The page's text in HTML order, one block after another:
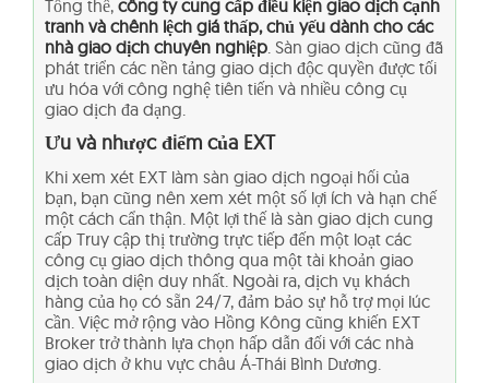
Tổng thể, công ty cung cấp điều kiện giao dịch cạnh
tranh và chênh lệch giá thấp, chủ yếu dành cho các
nhà giao dịch chuyên nghiệp. Sàn giao dịch cũng đã
phát triển các nền tảng giao dịch độc quyền được tối
ưu hóa với công nghệ tiên tiến và nhiều công cụ
giao dịch đa dạng.
Ưu và nhược điểm của EXT
Khi xem xét EXT làm sàn giao dịch ngoại hối của
bạn, bạn cũng nên xem xét một số lợi ích và hạn chế
một cách cẩn thận. Một lợi thế là sàn giao dịch cung
cấp Truy cập thị trường trực tiếp đến một loạt các
công cụ giao dịch thông qua một tài khoản giao
dịch toàn diện duy nhất. Ngoài ra, dịch vụ khách
hàng của họ có sẵn 24/7, đảm bảo sự hỗ trợ mọi lúc
cần. Việc mở rộng vào Hồng Kông cũng khiến EXT
Broker trở thành lựa chọn hấp dẫn đối với các nhà
giao dịch ở khu vực châu Á-Thái Bình Dương.